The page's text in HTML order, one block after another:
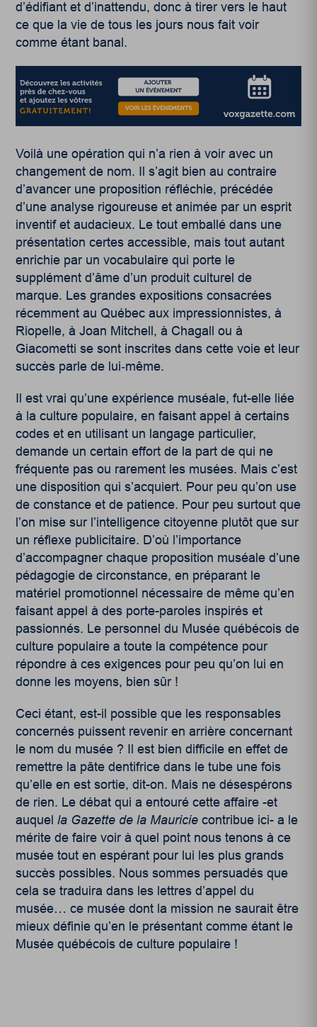
d’édifiant et d’inattendu, donc à tirer vers le haut
ce que la vie de tous les jours nous fait voir
comme étant banal.
Voilà une opération qui n’a rien à voir avec un
changement de nom. Il s’agit bien au contraire
d’avancer une proposition réfléchie, précédée
d’une analyse rigoureuse et animée par un esprit
inventif et audacieux. Le tout emballé dans une
présentation certes accessible, mais tout autant
enrichie par un vocabulaire qui porte le
supplément d’âme d’un produit culturel de
marque. Les grandes expositions consacrées
récemment au Québec aux impressionnistes, à
Riopelle, à Joan Mitchell, à Chagall ou à
Giacometti se sont inscrites dans cette voie et leur
succès parle de lui‑même.
Il est vrai qu’une expérience muséale, fut-elle liée
à la culture populaire, en faisant appel à certains
codes et en utilisant un langage particulier,
demande un certain effort de la part de qui ne
fréquente pas ou rarement les musées. Mais c’est
une disposition qui s’acquiert. Pour peu qu’on use
de constance et de patience. Pour peu surtout que
l’on mise sur l’intelligence citoyenne plutôt que sur
un réflexe publicitaire. D’où l’importance
d’accompagner chaque proposition muséale d’une
pédagogie de circonstance, en préparant le
matériel promotionnel nécessaire de même qu’en
faisant appel à des porte-paroles inspirés et
passionnés. Le personnel du Musée québécois de
culture populaire a toute la compétence pour
répondre à ces exigences pour peu qu’on lui en
donne les moyens, bien sûr !
Ceci étant, est-il possible que les responsables
concernés puissent revenir en arrière concernant
le nom du musée ? Il est bien difficile en effet de
remettre la pâte dentifrice dans le tube une fois
qu’elle en est sortie, dit-on. Mais ne désespérons
de rien. Le débat qui a entouré cette affaire -et
auquella Gazette de la Mauricie contribue ici- a le
mérite de faire voir à quel point nous tenons à ce
musée tout en espérant pour lui les plus grands
succès possibles. Nous sommes persuadés que
cela se traduira dans les lettres d’appel du
musée… ce musée dont la mission ne saurait être
mieux définie qu’en le présentant comme étant le
Musée québécois de culture populaire !